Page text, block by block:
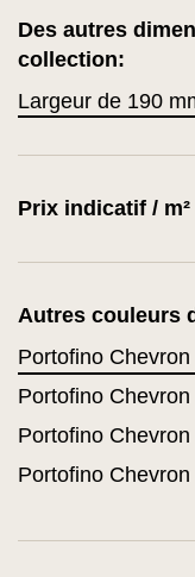
Des autres
collection:
Largeur de 190
Prix indicatif /
Autres couleurs
Portofino Chevron
Portofino
Portofino
Portofino